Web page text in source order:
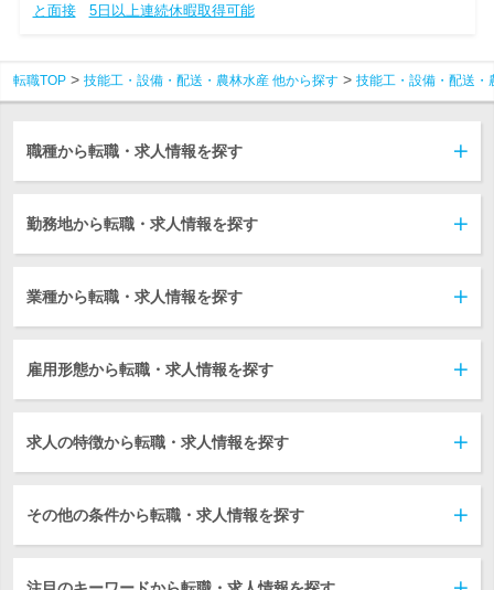
と面接
5日以上連続休暇取得可能
転職TOP 技能工・設備・配送・農林水産 他から探す 技能工・設備・配送・
職種から転職・求人情報を探す
勤務地から転職・求人情報を探す
業種から転職・求人情報を探す
雇用形態から転職・求人情報を探す
求人の特徴から転職・求人情報を探す
その他の条件から転職・求人情報を探す